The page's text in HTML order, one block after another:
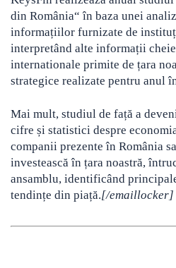
din România“ în baza unei
informațiilor furnizate de
interpretând alte informații
internationale primite de țara
strategice realizate pentru anul
Mai mult, studiul de față a
cifre și statistici despre
companii prezente în România
investească în țara noastră,
ansamblu, identificând
tendințe din piață.[/emaillocker]